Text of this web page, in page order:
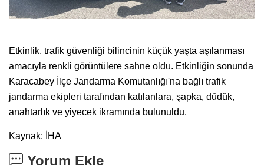
Etkinlik, trafik güvenliği bilincinin küçük yaşta aşılanması
amacıyla renkli görüntülere sahne oldu. Etkinliğin sonunda
Karacabey İlçe Jandarma Komutanlığı'na bağlı trafik
jandarma ekipleri tarafından katılanlara, şapka, düdük,
anahtarlık ve yiyecek ikramında bulunuldu.
Kaynak: İHA
Yorum Ekle